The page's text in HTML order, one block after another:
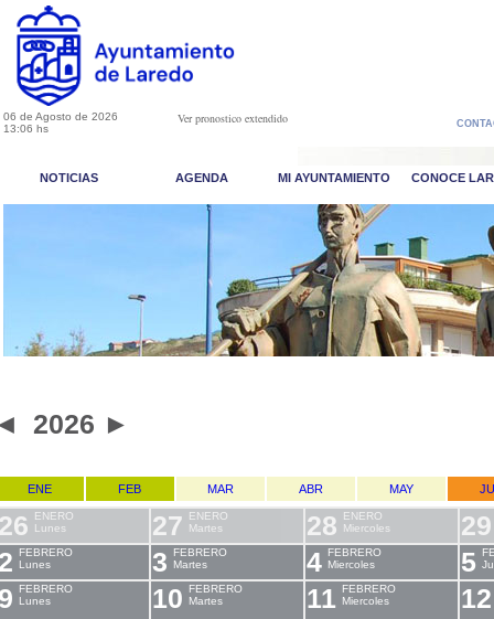
06 de Agosto de 2026
13:06 hs
Ver pronostico extendido
NOTICIAS AGENDA MI AYUNTAMIENTO CONOCE
2026 ►
ENE FEB MAR ABR MAY
ENERO
Lunes
27
ENERO
Martes
28
ENERO
Miercoles
29
FEBRERO
Lunes
3
FEBRERO
Martes
4
FEBRERO
Miercoles
5
FEBRERO
Lunes
10
FEBRERO
Martes
11
FEBRERO
Miercoles
12